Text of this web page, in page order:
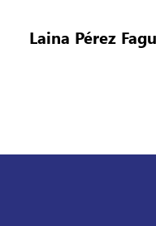
Laina Pérez